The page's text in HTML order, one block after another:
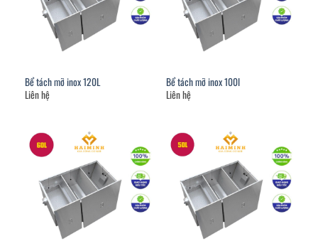
Bể tách mỡ inox 120L
Liên hệ
Bể tách mỡ inox 100l
Liên hệ